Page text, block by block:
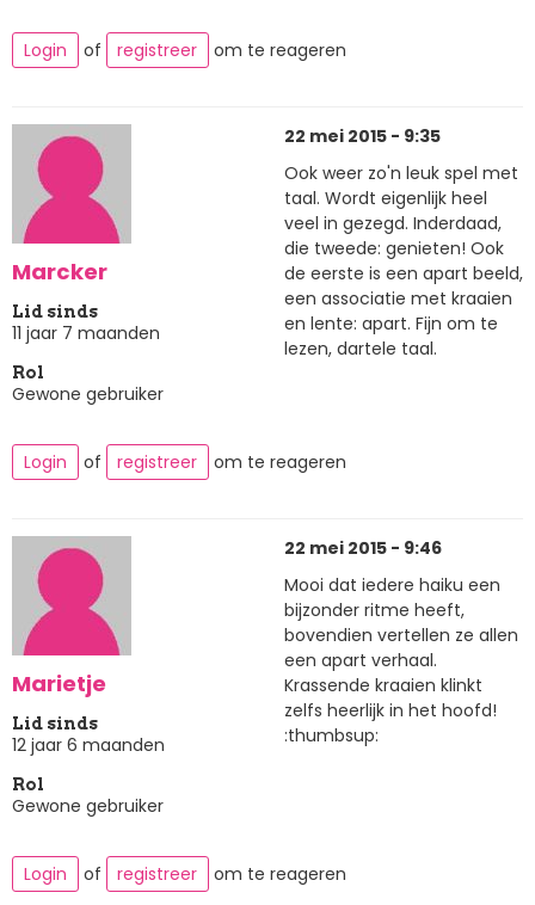
Login of registreer om te reageren
Marcker
Lid sinds
11 jaar 7 maanden
Rol
Gewone gebruiker
22 mei 2015 - 9:35
Ook weer zo'n leuk spel met
taal. Wordt eigenlijk heel
veel in gezegd. Inderdaad,
die tweede: genieten! Ook
de eerste is een apart beeld,
een associatie met kraaien
en lente: apart. Fijn om te
lezen, dartele taal.
Login of registreer om te reageren
Marietje
Lid sinds
12 jaar 6 maanden
Rol
Gewone gebruiker
22 mei 2015 - 9:46
Mooi dat iedere haiku een
bijzonder ritme heeft,
bovendien vertellen ze allen
een apart verhaal.
Krassende kraaien klinkt
zelfs heerlijk in het hoofd!
:thumbsup:
Login of registreer om te reageren